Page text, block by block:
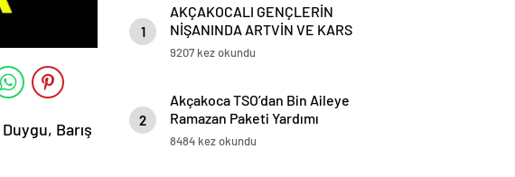
Barış
1
AKÇAKOCALI GENÇLERİN
NİŞANINDA ARTVİN VE KARS
OYUNLARI BİRLİKTE OYNANDI
9207 kez okundu
2
Akçakoca TSO’dan Bin Aileye
Ramazan Paketi Yardımı
8484 kez okundu